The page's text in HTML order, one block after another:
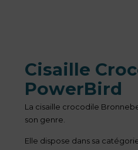
Cisaille
PowerBird
La cisaille crocodile
son genre.
Elle dispose dans sa